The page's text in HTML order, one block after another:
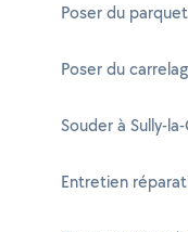
Poser du
Poser du
Souder à Sully-
Entretien